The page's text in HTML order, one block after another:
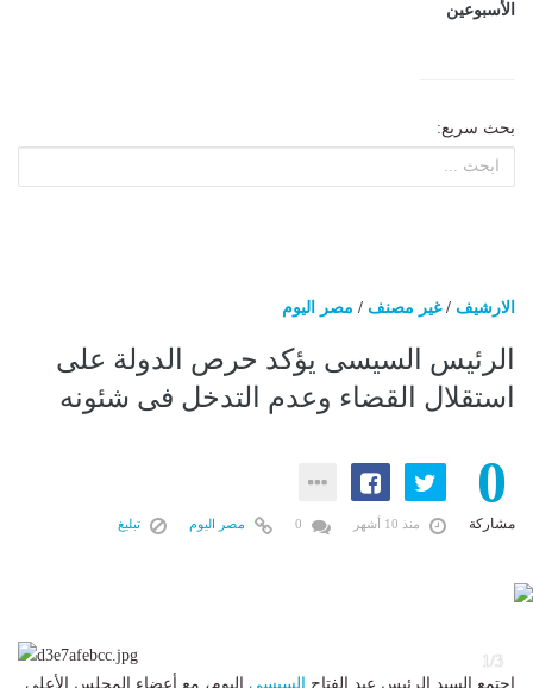
الأسبوعين
بحث سريع:
الارشيف /غير مصنف / مصر اليوم
الرئيس السيسى يؤكد حرص الدولة على
استقلال القضاء وعدم التدخل فى شئونه
0
مشاركة منذ 10 أشهر مصر اليوم تبليغ
1/3
اجتمع السيد الرئيس عبد الفتاح
السيسي اليوم، مع أعضاء المجلس الأعلى